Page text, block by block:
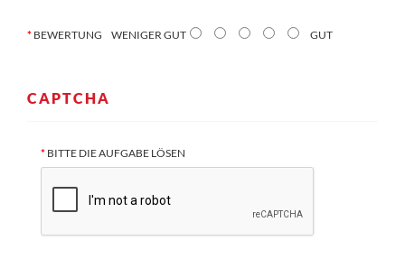
BEWERTUNG WENIGER GUT GUT
CAPTCHA
BITTE DIE AUFGABE LÖSEN